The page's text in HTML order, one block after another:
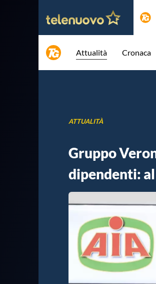
Attualità Cronaca
ATTUALITÀ
Gruppo
dipendenti: